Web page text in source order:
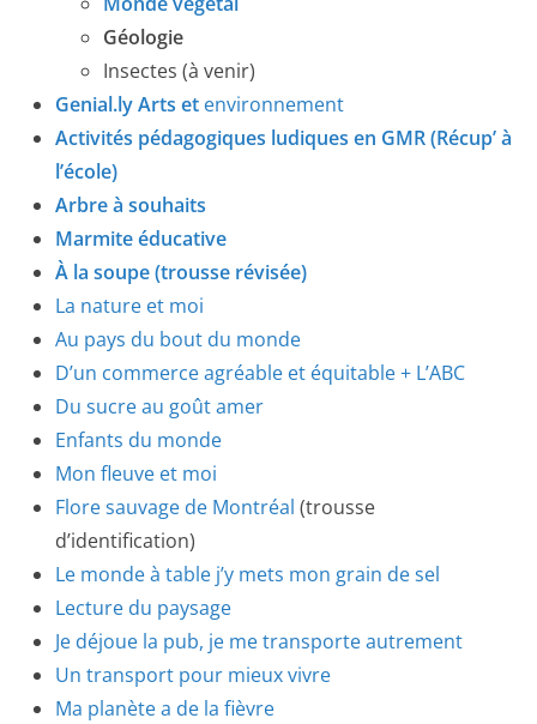
Géologie
Insectes (à venir)
Genial.ly Arts et environnement
Activités pédagogiques ludiques en GMR (Récup’ à
l’école)
Arbre à souhaits
Marmite éducative
À la soupe (trousse révisée)
La nature et moi
Au pays du bout du monde
D’un commerce agréable et équitable + L’ABC
Du sucre au goût amer
Enfants du monde
Mon fleuve et moi
Flore sauvage de Montréal (trousse
d’identification)
Le monde à table j’y mets mon grain de sel
Lecture du paysage
Je déjoue la pub, je me transporte autrement
Un transport pour mieux vivre
Ma planète a de la fièvre